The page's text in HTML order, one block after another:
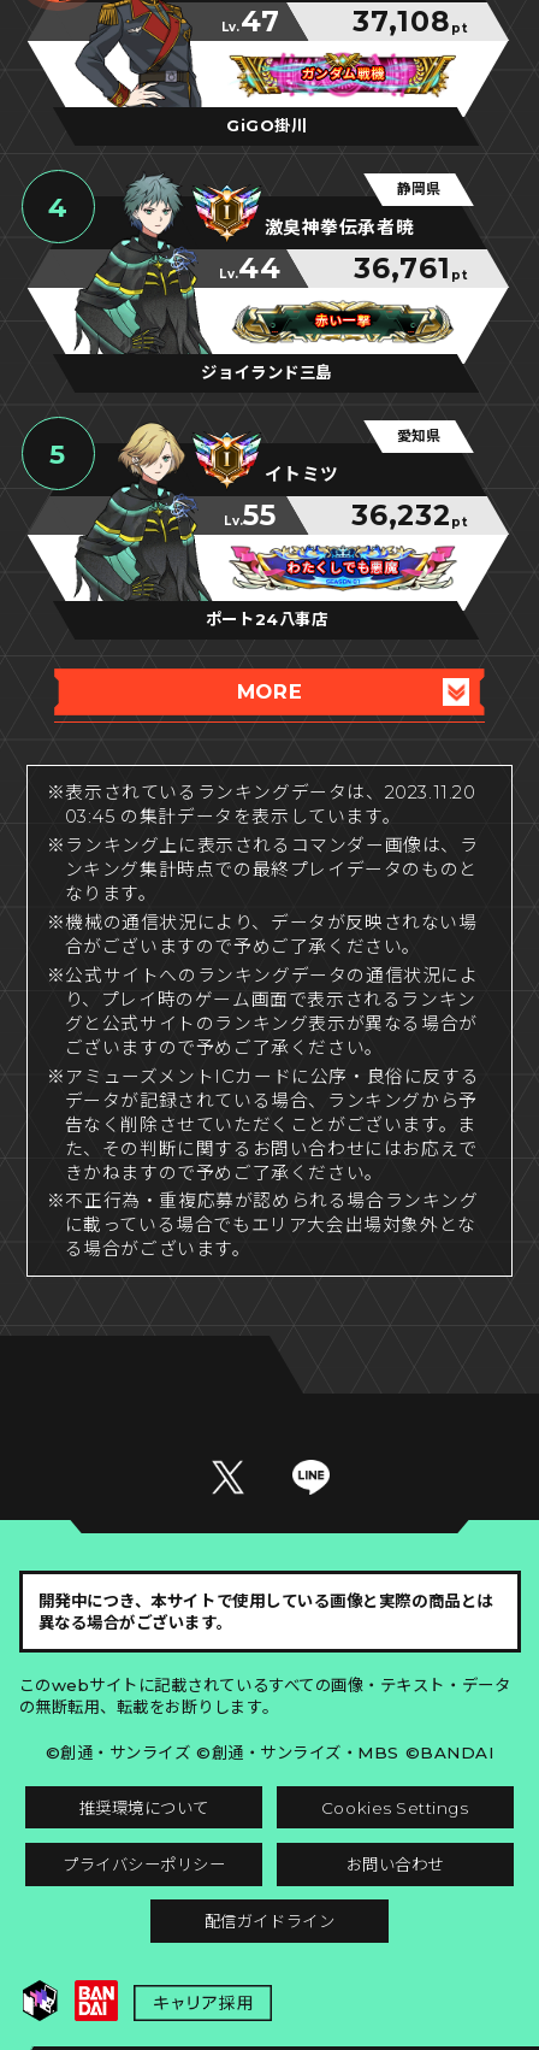
Lv.47 37,108 pt
ガンダム戦機
ガンダム戦機
ガンダム戦機
GiGO掛川
4
静岡県
激臭神拳伝承者暁
Lv.44 36,761 pt
赤い一撃
赤い一撃
赤い一撃
ジョイランド三島
5
愛知県
イトミツ
Lv.55 36,232 pt
わたくしでも悪魔
わたくしでも悪魔
わたくしでも悪魔
ポート24八事店
MORE
※表示されているランキングデータは、2023.11.20
03:45 の集計データを表示しています。
※ランキング上に表示されるコマンダー画像は、ラ
ンキング集計時点での最終プレイデータのものと
なります。
※機械の通信状況により、データが反映されない場
合がございますので予めご了承ください。
※公式サイトへのランキングデータの通信状況によ
り、プレイ時のゲーム画面で表示されるランキン
グと公式サイトのランキング表示が異なる場合が
ございますので予めご了承ください。
※アミューズメントICカードに公序・良俗に反する
データが記録されている場合、ランキングから予
告なく削除させていただくことがございます。ま
た、その判断に関するお問い合わせにはお応えで
きかねますので予めご了承ください。
※不正行為・重複応募が認められる場合ランキング
に載っている場合でもエリア大会出場対象外とな
る場合がございます。
開発中につき、本サイトで使用している画像と実際の商品とは
異なる場合がございます。
このwebサイトに記載されているすべての画像・テキスト・データ
の無断転用、転載をお断りします。
©創通・サンライズ ©創通・サンライズ・MBS ©BANDAI
推奨環境について Cookies Settings
プライバシーポリシー お問い合わせ
配信ガイドライン